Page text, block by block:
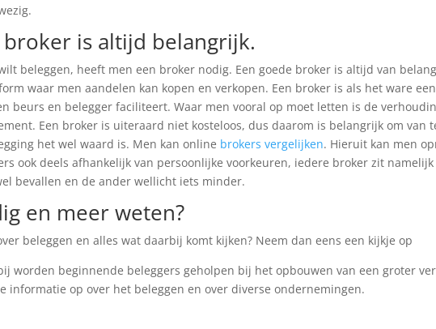
broker is altijd belangrijk.
beleggen, heeft men een broker nodig. Een goede broker is altijd van
waar men aandelen kan kopen en verkopen. Een broker is als het ware
beurs en belegger faciliteert. Waar men vooral op moet letten is de
Een broker is uiteraard niet kosteloos, dus daarom is belangrijk om van
het wel waard is. Men kan online brokers vergelijken. Hieruit kan men
ook deels afhankelijk van persoonlijke voorkeuren, iedere broker zit
bevallen en de ander wellicht iets minder.
en meer weten?
beleggen en alles wat daarbij komt kijken? Neem dan eens een kijkje op
worden beginnende beleggers geholpen bij het opbouwen van een groter
informatie op over het beleggen en over diverse ondernemingen.